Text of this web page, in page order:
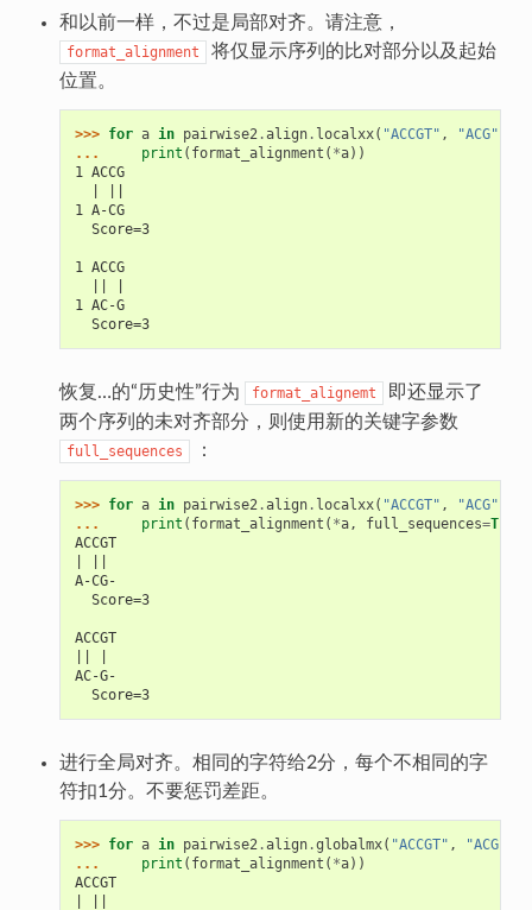
和以前一样，不过是局部对齐。请注意，
format_alignment
将仅显示序列的比对部分以及起始
位置。
>>> for a in pairwise2.align. localxx( "ACCGT" , "ACG"
...
print ( format_alignment ( *a))
1 ACCG
1 A-CG
  Score=3
1 ACCG
1 AC-G
  Score=3
恢复…的“历史性”行为 format_alignemt
即还显示了
两个序列的未对齐部分，则使用新的关键字参数
full_sequences ：
>>> for a in pairwise2.align. localxx( "ACCGT" , "ACG"
...
print ( format_alignment ( *a, full_sequences=True
ACCGT
A-CG-
  Score=3
ACCGT
AC-G-
  Score=3
进行全局对齐。相同的字符给2分，每个不相同的字
符扣1分。不要惩罚差距。
>>> for a in pairwise2.align.globalmx( "ACCGT" , "ACG"
...
print ( format_alignment ( *a))
ACCGT